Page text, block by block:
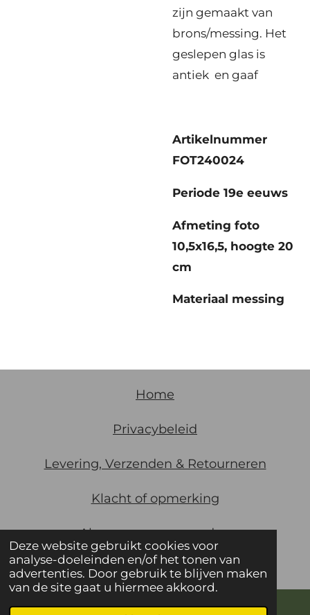
Deze website gebruikt cookies voor
analyse-doeleinden en/of het tonen van
advertenties. Door gebruik te blijven maken
van de site gaat u hiermee akkoord.
zijn gemaakt van
brons/messing. Het
geslepen glas is
antiek en gaaf
Artikelnummer
FOT240024
Periode 19e eeuws
Afmeting foto
10,5x16,5, hoogte 20
cm
Materiaal messing
Home
Privacybeleid
Levering, Verzenden & Retourneren
Klacht of opmerking
Algemenevoorwaarden
© 2021 De Gaarde Utrecht KVK 30123388